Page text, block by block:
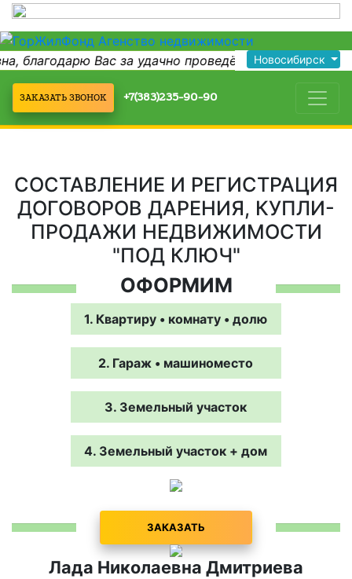
благодарю Вас за удачно проведённ... Спасибо
Новосибирск
ЗАКАЗАТЬ ЗВОНОК +7(383)235-90-90
СОСТАВЛЕНИЕ И РЕГИСТРАЦИЯ
ДОГОВОРОВ ДАРЕНИЯ, КУПЛИ-
ПРОДАЖИ НЕДВИЖИМОСТИ
"ПОД КЛЮЧ"
ОФОРМИМ
1. Квартиру • комнату • долю
2. Гараж • машиноместо
3. Земельный участок
4. Земельный участок + дом
ЗАКАЗАТЬ
Лада Николаевна Дмитриева